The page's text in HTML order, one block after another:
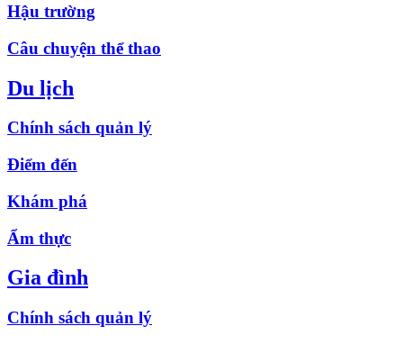
Hậu trường
Câu chuyện thể thao
Du lịch
Chính sách quản lý
Điểm đến
Khám phá
Ẩm thực
Gia đình
Chính sách quản lý